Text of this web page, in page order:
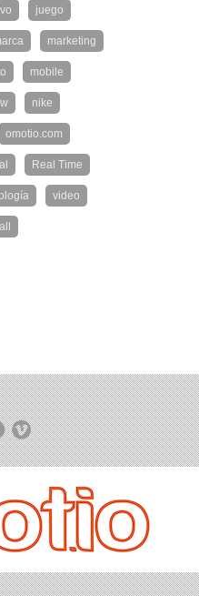
juego
marketing
mobile
nike
omotio.com
Real Time
video